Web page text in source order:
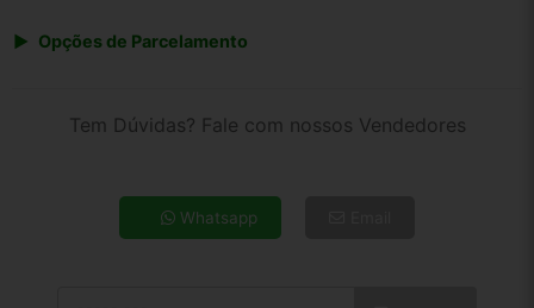
Opções de Parcelamento
5x de R$ 26,73
6x de R$ 22,54
Tem Dúvidas? Fale com nossos Vendedores
Whatsapp